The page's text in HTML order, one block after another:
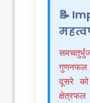
📝
गुणनफल
दूसरे को